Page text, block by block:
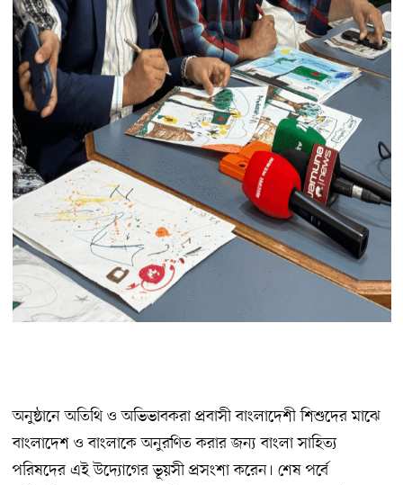
অনুষ্ঠানে অতিথি ও অভিভাবকরা প্রবাসী বাংলাদেশী শিশুদের মাঝে
বাংলাদেশ ও বাংলাকে অনুরণিত করার জন্য বাংলা সাহিত্য
পরিষদের এই উদ্যোগের ভূয়সী প্রসংশা করেন। শেষ পর্বে